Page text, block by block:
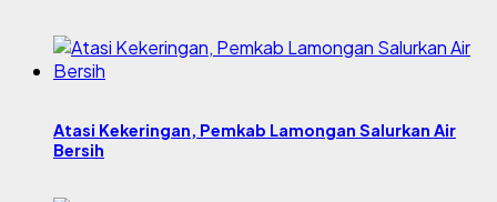
Atasi Kekeringan, Pemkab Lamongan Salurkan Air
Bersih